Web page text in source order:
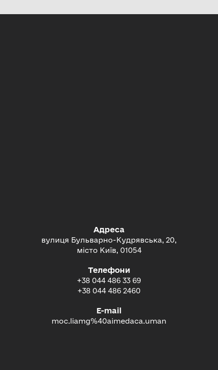
Адреса
вулиця Бульварно-Кудрявська, 20,
місто Київ, 01054
Телефони
+38 044 486 33 69
+38 044 486 2460
E-mail
moc.liamg%40aimedaca.uman